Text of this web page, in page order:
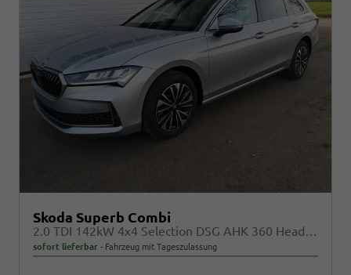
Skoda Superb Combi
2.0 TDI 142kW 4x4 Selection DSG AHK 360 Head Up Pano
sofort lieferbar Fahrzeug mit Tageszulassung